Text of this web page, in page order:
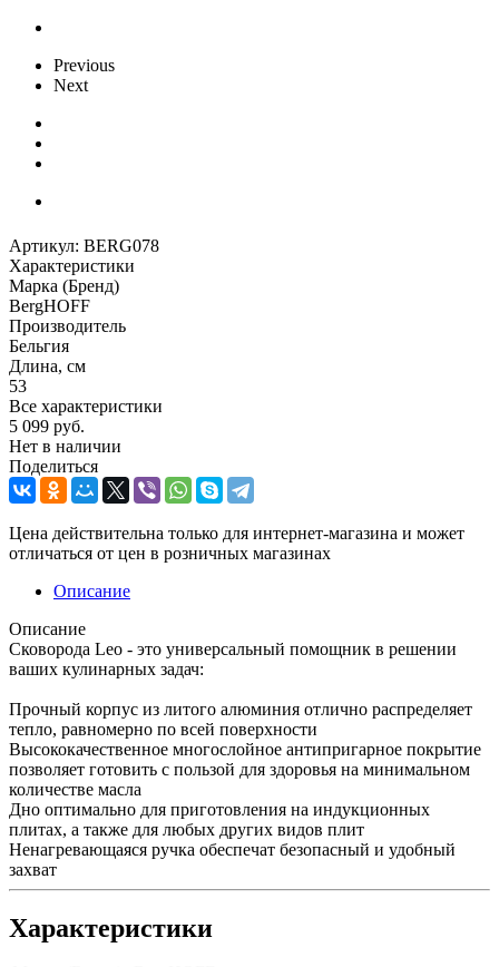
Previous
Next
Артикул: BERG078
Характеристики
Марка (Бренд)
BergHOFF
Производитель
Бельгия
Длина, см
53
Все характеристики
5 099 руб.
Нет в наличии
Поделиться
Цена действительна только для интернет-магазина и может
отличаться от цен в розничных магазинах
Описание
Описание
Сковорода Leo - это универсальный помощник в решении
ваших кулинарных задач:
Прочный корпус из литого алюминия отлично распределяет
тепло, равномерно по всей поверхности
Высококачественное многослойное антипригарное покрытие
позволяет готовить с пользой для здоровья на минимальном
количестве масла
Дно оптимально для приготовления на индукционных
плитах, а также для любых других видов плит
Ненагревающаяся ручка обеспечат безопасный и удобный
захват
Характеристики